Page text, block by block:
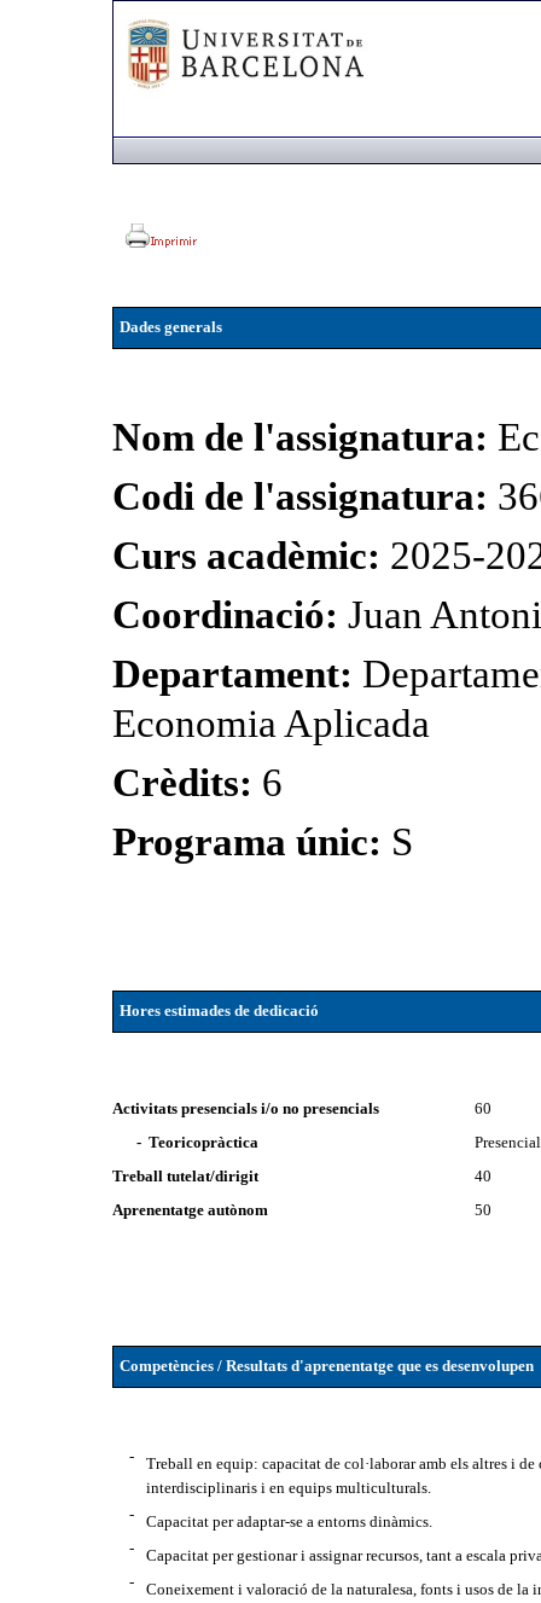
Dades generals
Nom de l'assignatura:
Codi de l'assignatura:
Curs acadèmic: 2025-
Coordinació:Juan
Departament:
Economia Aplicada
Crèdits: 6
Programa únic: S
Hores estimades de dedicació
Activitats presencials i/o no presencials
60
- Teoricopràctica
Presencial
Treball tutelat/dirigit
40
Aprenentatge autònom
50
Competències / Resultats d'aprenentatge que es desenvolupen
-
Treball en equip: capacitat de col·laborar amb els altres i
interdisciplinaris i en equips multiculturals.
-
Capacitat per adaptar-se a entorns dinàmics.
-
Capacitat per gestionar i assignar recursos, tant a escala
-
Coneixement i valoració de la naturalesa, fonts i usos de